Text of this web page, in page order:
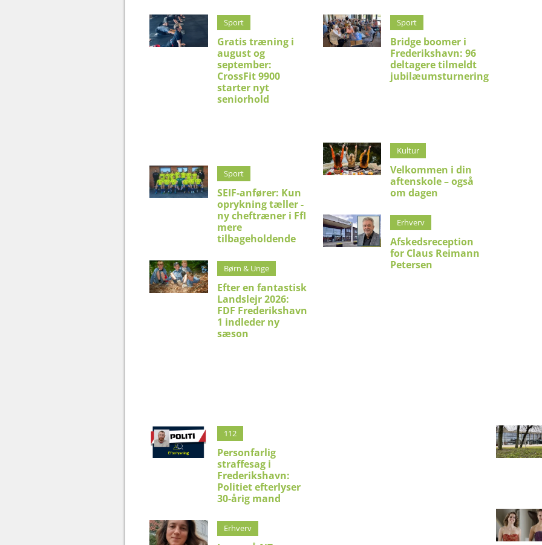
Sport
Gratis træning i
august og
september:
CrossFit 9900
starter nyt
seniorhold
Sport
SEIF-anfører: Kun
oprykning tæller -
ny cheftræner i FfI
mere
tilbageholdende
Børn & Unge
Efter en fantastisk
Landslejr 2026:
FDF Frederikshavn
1 indleder ny
sæson
Sport
Bridge boomer i
Frederikshavn: 96
deltagere tilmeldt
jubilæumsturnering
Kultur
Velkommen i din
aftenskole – også
om dagen
Erhverv
Afskedsreception
for Claus Reimann
Petersen
112
Personfarlig
straffesag i
Frederikshavn:
Politiet efterlyser
30-årig mand
Erhverv